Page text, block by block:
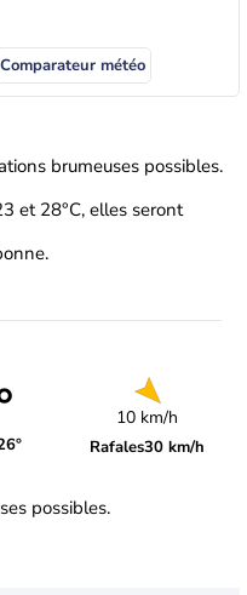
Comparateur météo
brumeuses possibles.
et 28°C, elles seront
10 km/h
Rafales30 km/h
possibles.